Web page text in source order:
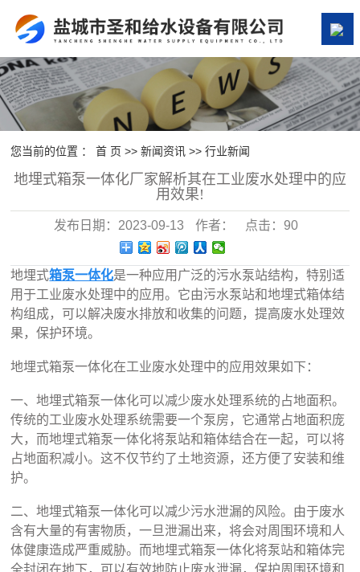
网站首页
关于我们
产品中心
案例展示
新闻资讯
在线留言
联系我们
您当前的位置 ：首 页 >>新闻资讯 >>行业新闻
地埋式箱泵一体化厂家解析其在工业废水处理中的应
用效果!
发布日期： 2023-09-13 作者： 点击： 90
地埋式箱泵一体化是一种应用广泛的污水泵站结构，特别适
用于工业废水处理中的应用。它由污水泵站和地埋式箱体结
构组成，可以解决废水排放和收集的问题，提高废水处理效
果，保护环境。
地埋式箱泵一体化在工业废水处理中的应用效果如下：
一、地埋式箱泵一体化可以减少废水处理系统的占地面积。
传统的工业废水处理系统需要一个泵房，它通常占地面积庞
大，而地埋式箱泵一体化将泵站和箱体结合在一起，可以将
占地面积减小。这不仅节约了土地资源，还方便了安装和维
护。
二、地埋式箱泵一体化可以减少污水泄漏的风险。由于废水
含有大量的有害物质，一旦泄漏出来，将会对周围环境和人
体健康造成严重威胁。而地埋式箱泵一体化将泵站和箱体完